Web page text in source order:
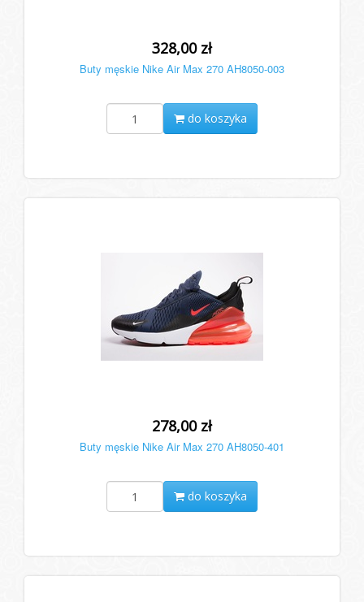
328,00 zł
Buty męskie Nike Air Max 270 AH8050-003
do koszyka
278,00 zł
Buty męskie Nike Air Max 270 AH8050-401
do koszyka